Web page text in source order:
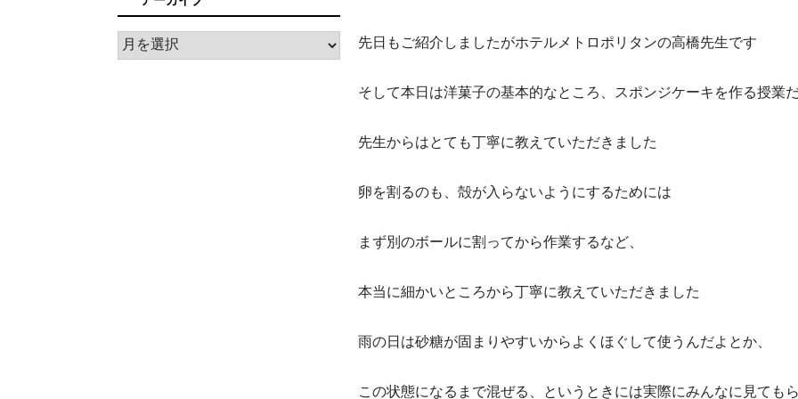
先日もご紹介しましたがホテルメトロポリタンの高橋先生です
そして本日は洋菓子の基本的なところ、スポンジケーキを作る授業
先生からはとても丁寧に教えていただきました
卵を割るのも、殻が入らないようにするためには
まず別のボールに割ってから作業するなど、
本当に細かいところから丁寧に教えていただきました
雨の日は砂糖が固まりやすいからよくほぐして使うんだよとか、
この状態になるまで混ぜる、というときには実際にみんなに見てもら
ア
ー